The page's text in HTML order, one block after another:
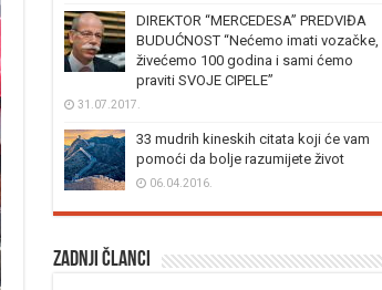
DIREKTOR “MERCEDESA” PREDVIĐA
BUDUĆNOST “Nećemo imati vozačke,
živećemo 100 godina i sami ćemo
praviti SVOJE CIPELE”
31.07.2017.
33 mudrih kineskih citata koji će vam
pomoći da bolje razumijete život
06.04.2016.
Zadnji članci